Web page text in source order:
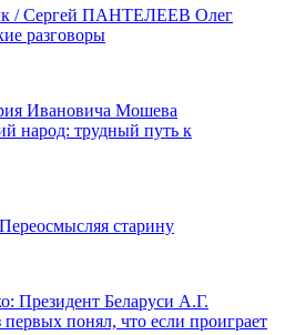
/ Сергей ПАНТЕЛЕЕВ Олег
разговоры
Ивановича Мошева
народ: трудный путь к
старину
Президент Беларуси А.Г.
понял, что если проиграет